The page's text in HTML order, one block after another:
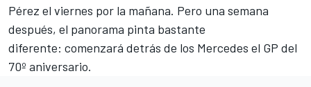
Pérez el viernes por la mañana. Pero una semana
después, el panorama pinta bastante
diferente: comenzará detrás de los Mercedes el GP del
70º aniversario.